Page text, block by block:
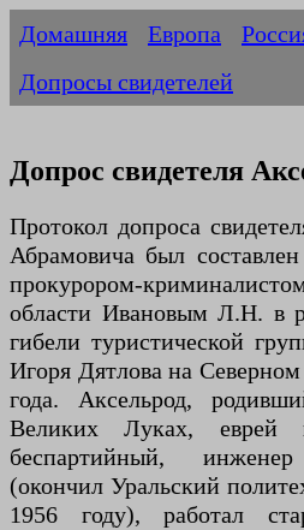
Домашняя Европа
Допросы свидетелей
Допрос свидетеля
Протокол допроса
Абрамовича был
прокурором-
области Ивановым Л.Н. в
гибели туристической
Игоря Дятлова на
года. Аксельрод,
Великих Луках, еврей
беспартийный,
(окончил Уральский
1956 году), работал